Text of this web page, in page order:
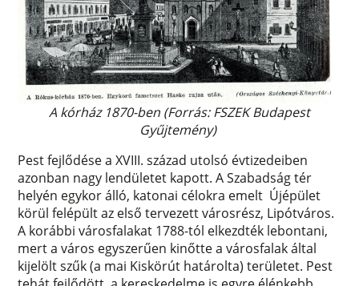
A kórház 1870-ben (Forrás: FSZEK Budapest
Gyűjtemény)
Pest fejlődése a XVIII. század utolsó évtizedeiben
azonban nagy lendületet kapott. A Szabadság tér
helyén egykor álló, katonai célokra emelt Újépület
körül felépült az első tervezett városrész, Lipótváros.
A korábbi városfalakat 1788-tól elkezdték lebontani,
mert a város egyszerűen kinőtte a városfalak által
kijelölt szűk (a mai Kiskörút határolta) területet. Pest